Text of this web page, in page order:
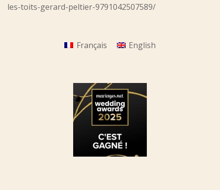
les-toits-gerard-peltier-9791042507589/
Français English